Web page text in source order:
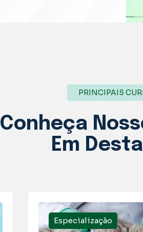
PRINCIPAIS
Conheça
Em
Especialização